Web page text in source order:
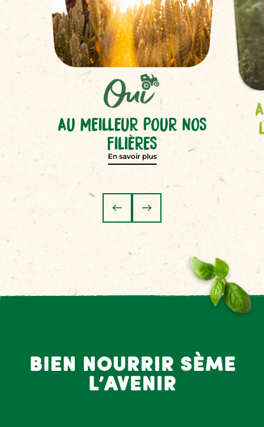
AU MEILLEUR POUR NOS
FILIÈRES
En savoir plus
bien nourrir sème
l’avenir